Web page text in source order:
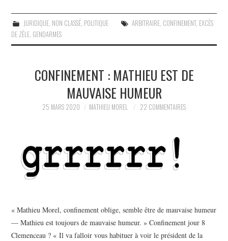
JURIDIQUE, NON CLASSÉ, POLITIQUE ARBITRAIRE, CONFINEMENT, EXCÈS
DE ZÈLE, GENDARMES
CONFINEMENT : MATHIEU EST DE
MAUVAISE HUMEUR
25 MARS 2020 MATHIEU MOREL 22 COMMENTAIRES
« Mathieu Morel, confinement oblige, semble être de mauvaise humeur
— Mathieu est toujours de mauvaise humeur. » Confinement jour 8
Clemenceau ? « Il va falloir vous habituer à voir le président de la